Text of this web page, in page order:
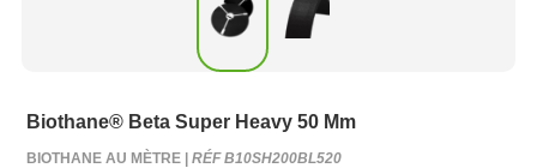
Biothane® Beta Super Heavy 50 Mm
BIOTHANE AU MÈTRE | RÉF B10SH200BL520